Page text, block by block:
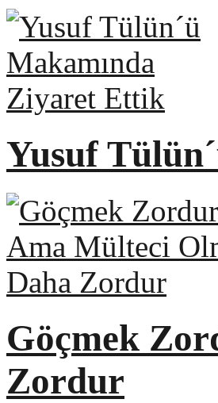
Yusuf
Göçmek
Zordur